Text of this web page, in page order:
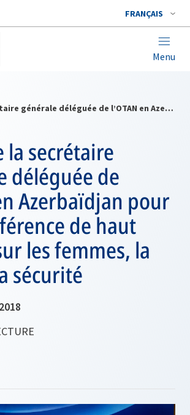
FRANÇAIS
Menu
Visite de la secrétaire générale déléguée de l’OTAN en Azerbaïdjan pour une conférence de haut niveau sur les femmes, la paix et la sécurité
la secrétaire
déléguée de
Azerbaïdjan pour
de haut
les femmes, la
sécurité